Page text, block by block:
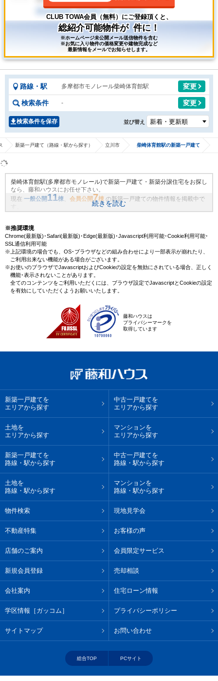
CLUB TOWA会員（無料）にご登録頂くと、
総紹介可能物件が 件に！
※ホームページ未公開メール送信物件を含む
※お気に入り物件の価格変更や建物完成など
最新情報をメールでお知らせします。
路線・駅 多摩都市モノレール柴崎体育館駅 変更
検索条件 - 変更
検索条件を保存 並び替え
新築一戸建て（路線・駅から探す） 立川市 柴崎体育館駅の新築一戸建て
柴崎体育館駅(多摩都市モノレール)で新築一戸建て・新築分譲住宅をお探し
なら、藤和ハウスにお任せ下さい。
現在 一般公開11棟 会員公開7棟 の新築一戸建ての物件情報を掲載中で
沢山ございます。藤和ハウスで理想の新築一戸建て・マイホームを見つけ
ませんか？
続きを読む
※推奨環境
Chrome(最新版)･Safari(最新版)･Edge(最新版)･Javascript利用可能･Cookie利用可能･
SSL通信利用可能
※上記環境の場合でも、OS･ブラウザなどの組み合わせにより一部表示が崩れたり、
ご利用出来ない機能がある場合がございます。
※お使いのブラウザでJavascriptおよびCookieの設定を無効にされている場合、正しく
機能･表示されないことがあります。
全てのコンテンツをご利用いただくには、ブラウザ設定でJavascriptとCookieの設定
を有効にしていただくようお願いいたします。
藤和ハウスは
プライバシーマークを
取得しています
新築一戸建てを
エリアから探す
中古一戸建てを
エリアから探す
土地を
エリアから探す
マンションを
エリアから探す
新築一戸建てを
路線・駅から探す
中古一戸建てを
路線・駅から探す
土地を
路線・駅から探す
マンションを
路線・駅から探す
物件検索 現地見学会
不動産特集 お客様の声
店舗のご案内 会員限定サービス
新規会員登録 売却相談
会社案内 住宅ローン情報
学区情報［ガッコム］ プライバシーポリシー
サイトマップ お問い合わせ
総合TOP PCサイト